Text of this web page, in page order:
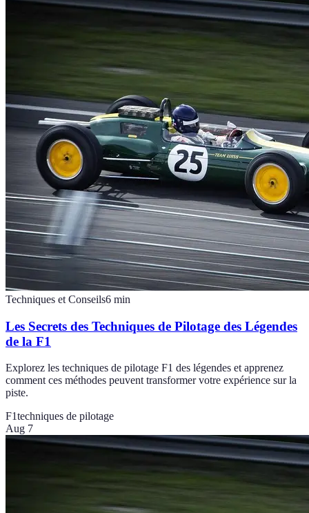
Techniques et Conseils6 min
Les Secrets des Techniques de Pilotage des Légendes
de la F1
Explorez les techniques de pilotage F1 des légendes et apprenez
comment ces méthodes peuvent transformer votre expérience sur la
piste.
F1techniques de pilotage
Aug 7